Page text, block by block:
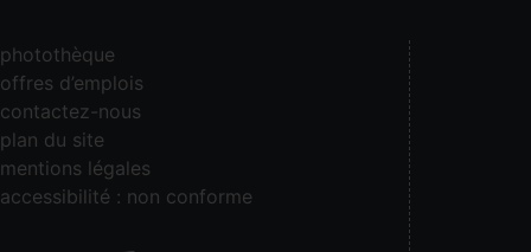
photothèque
offres d’emplois
contactez-nous
plan du site
mentions légales
accessibilité : non conforme